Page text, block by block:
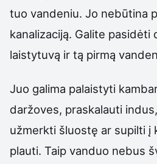
tuo vandeniu. Jo nebūtina
kanalizaciją. Galite pasidėti
laistytuvą ir tą pirmą
Juo galima palaistyti
daržoves, praskalauti
užmerkti šluostę ar supilti į
plauti. Taip vanduo nebus